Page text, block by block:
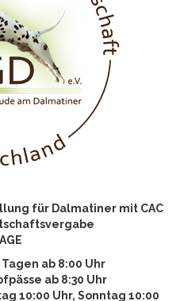
für Dalmatiner mit CAC
ab 8:00 Uhr
ab 8:30 Uhr
10:00 Uhr, Sonntag 10:00